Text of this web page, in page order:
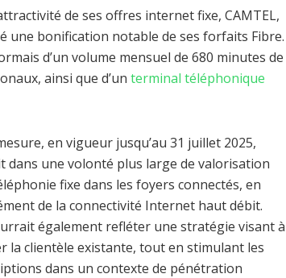
de ses offres internet fixe, CAMTEL,
une bonification notable de ses forfaits Fibre.
d’un volume mensuel de 680 minutes de
ainsi que d’un terminal téléphonique
en vigueur jusqu’au 31 juillet 2025,
dans une volonté plus large de valorisation
fixe dans les foyers connectés, en
de la connectivité Internet haut débit.
également refléter une stratégie visant à
la clientèle existante, tout en stimulant les
dans un contexte de pénétration